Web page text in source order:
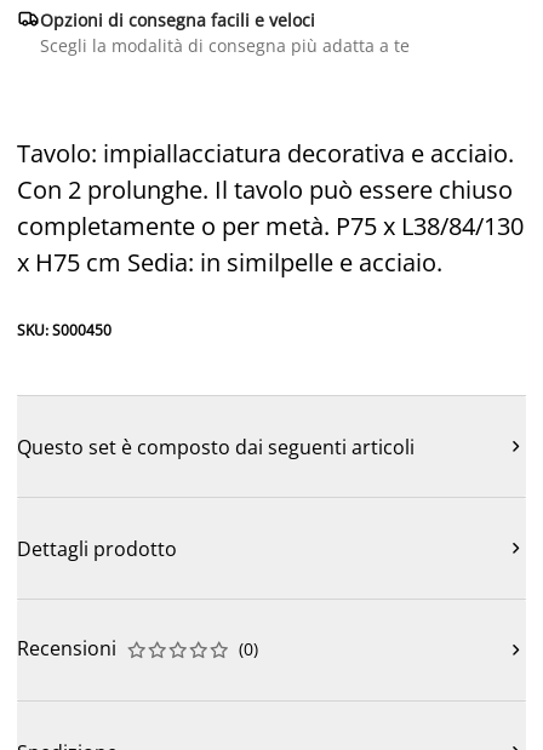
Opzioni di consegna facili e veloci
Scegli la modalità di consegna più adatta a te
Tavolo: impiallacciatura decorativa e acciaio.
Con 2 prolunghe. Il tavolo può essere chiuso
completamente o per metà. P75 x L38/84/130
x H75 cm Sedia: in similpelle e acciaio.
SKU: S000450
Questo set è composto dai seguenti articoli 
Dettagli prodotto 
Recensioni 




 (0) 